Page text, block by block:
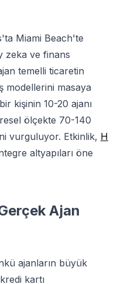
Miami Beach'te
zeka ve finans
temelli ticaretin
modellerini masaya
kişinin 10-20 ajanı
ölçekte 70-140
vurguluyor. Etkinlik, H
altyapıları öne
Ajan
ajanların büyük
kartı